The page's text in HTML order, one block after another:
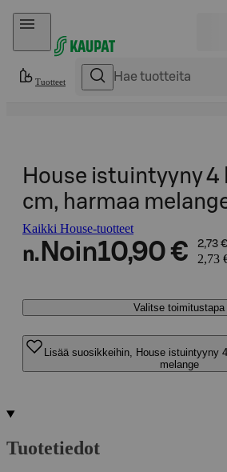
Hyppää sisältöön
Tuotteet
House istuintyyny 4
cm, harmaa
Kaikki House-tuotteet
n. Noin10,90 € 2,73
2,73
Valitse toimitustapa
Lisää suosikkeihin, House istuintyyny
melange
Tuotetiedot